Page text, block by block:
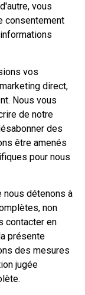
vous
consentement
vos
direct,
Nous vous
de notre
des
être amenés
pour nous
détenons à
non
contacter en
présente
des mesures
jugée